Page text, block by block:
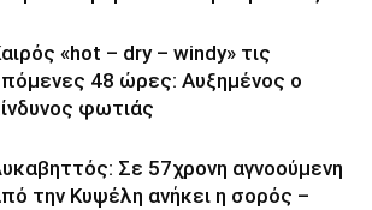
«hot – dry – windy» τις
48 ώρες: Αυξημένος ο
φωτιάς
Σε 57χρονη αγνοούμενη
την Κυψέλη ανήκει η σορός –